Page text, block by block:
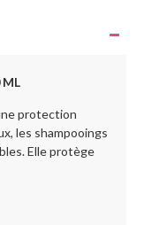
ML
protection
les shampooings
Elle protège